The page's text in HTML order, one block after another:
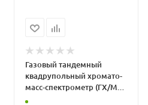
Газовый тандемный
квадрупольный хромато-
масс-спектрометр (ГХ/МС/
МС) TQ-8040